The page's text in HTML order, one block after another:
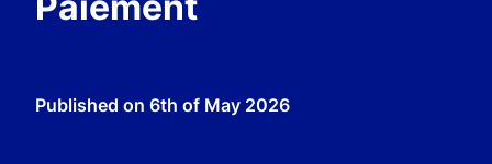
Published on 6th of May 2026